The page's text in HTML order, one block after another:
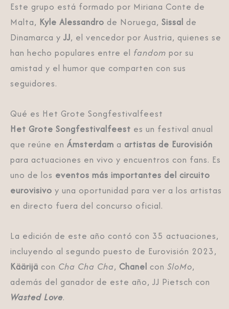
Este grupo está formado por Miriana Conte de
Malta, Kyle Alessandro de Noruega, Sissal de
Dinamarca y JJ, el vencedor por Austria, quienes se
han hecho populares entre el fandom por su
amistad y el humor que comparten con sus
seguidores.
Qué es Het Grote Songfestivalfeest
Het Grote Songfestivalfeest es un festival anual
que reúne en Ámsterdam a artistas de Eurovisión
para actuaciones en vivo y encuentros con fans. Es
uno de los eventos más importantes del circuito
eurovisivo y una oportunidad para ver a los artistas
en directo fuera del concurso oficial.
La edición de este año contó con 35 actuaciones,
incluyendo al segundo puesto de Eurovisión 2023,
Käärijä con Cha Cha Cha, Chanel con SloMo,
además del ganador de este año, JJ Pietsch con
Wasted Love.